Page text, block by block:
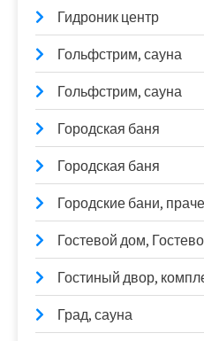
Гидроник центр
Гольфстрим, сауна
Гольфстрим, сауна
Городская баня
Городская баня
Городские бани,
Гостевой дом,
Гостиный двор,
Град, сауна